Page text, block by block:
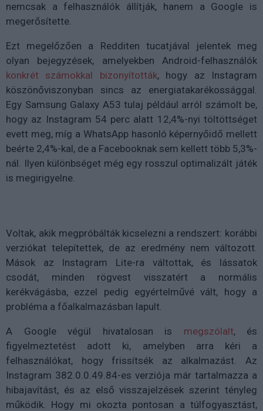
nemcsak a felhasználók állítják, hanem a Google is
megerősítette.
Ezt megelőzően a Redditen tucatjával jelentek meg
olyan bejegyzések, amelyekben Android-felhasználók
konkrét számokkal bizonyították, hogy az Instagram
köszönőviszonyban sincs az energiatakarékossággal.
Egy Samsung Galaxy A53 tulaj például arról számolt be,
hogy az Instagram 54 perc alatt 12,4%-nyi töltöttséget
evett meg, míg a WhatsApp hasonló képernyőidő mellett
beérte 2,4%-kal, de a Facebooknak sem kellett több 5,3%-
nál. Ilyen különbséget még egy rosszul optimalizált játék
is megirigyelne.
Voltak, akik megpróbálták kicselezni a rendszert: korábbi
verziókat telepítettek, de az eredmény nem változott.
Mások az Instagram Lite-ra váltottak, és lássatok
csodát, minden rögvest visszatért a normális
kerékvágásba, ezzel pedig egyértelművé vált, hogy a
probléma a főalkalmazásban lapult.
A Google végül hivatalosan is megszólalt, és
figyelmeztetést adott ki, amelyben arra kéri a
felhasználókat, hogy frissítsék az alkalmazást. Az
Instagram 382.0.0.49.84-es verziója már tartalmazza a
hibajavítást, és az első visszajelzések szerint tényleg
működik. Hogy mi okozta pontosan a túlfogyasztást,